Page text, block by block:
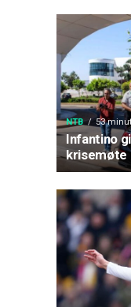
NTB 53
Infantino
krisemøte